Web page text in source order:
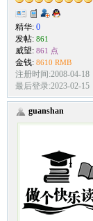
精华: 0
发帖: 861
威望: 861 点
金钱: 8610 RMB
注册时间:2008-04-18
最后登录:2023-02-15
guanshan